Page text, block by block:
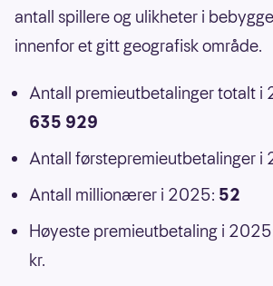
antall spillere og ulikheter i
innenfor et gitt geografisk område.
Antall premieutbetalinger totalt i
635 929
Antall førstepremieutbetalinger i
Antall millionærer i 2025: 52
Høyeste premieutbetaling i
kr.